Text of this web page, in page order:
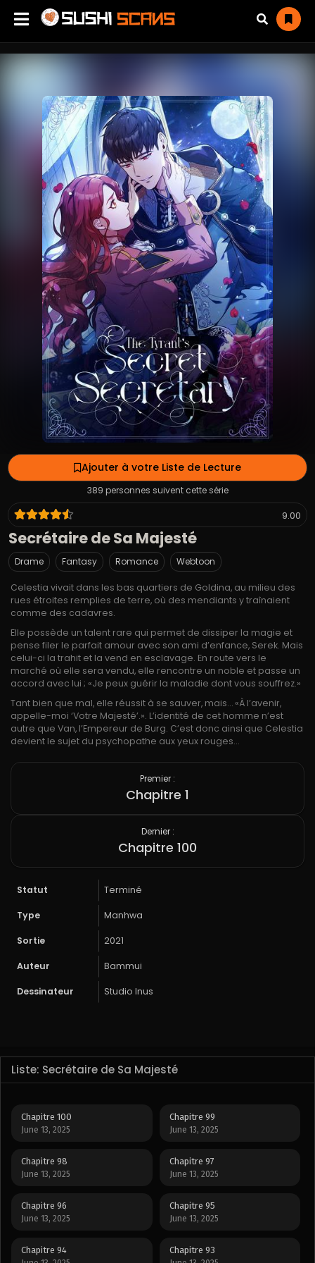
Ajouter à votre Liste de Lecture
389 personnes suivent cette série
9.00
Secrétaire de Sa Majesté
Drame Fantasy Romance Webtoon
Celestia vivait dans les bas quartiers de Goldina, au milieu des
rues étroites remplies de terre, où des mendiants y traînaient
comme des cadavres.
Elle possède un talent rare qui permet de dissiper la magie et
pense filer le parfait amour avec son ami d’enfance, Serek. Mais
celui-ci la trahit et la vend en esclavage. En route vers le
marché où elle sera vendu, elle rencontre un noble et passe un
accord avec lui ; «Je peux guérir la maladie dont vous souffrez.»
Tant bien que mal, elle réussit à se sauver, mais… «À l’avenir,
appelle-moi ‘Votre Majesté’.». L’identité de cet homme n’est
autre que Van, l’Empereur de Burg. C’est donc ainsi que Celestia
devient le sujet du psychopathe aux yeux rouges…
Premier :
Chapitre 1
Dernier :
Chapitre 100
Statut Terminé
Type Manhwa
Sortie 2021
Auteur Bammui
Dessinateur Studio Inus
Liste: Secrétaire de Sa Majesté
Chapitre 100
June 13, 2025
Chapitre 99
June 13, 2025
Chapitre 98
June 13, 2025
Chapitre 97
June 13, 2025
Chapitre 96
June 13, 2025
Chapitre 95
June 13, 2025
Chapitre 94 Chapitre 93